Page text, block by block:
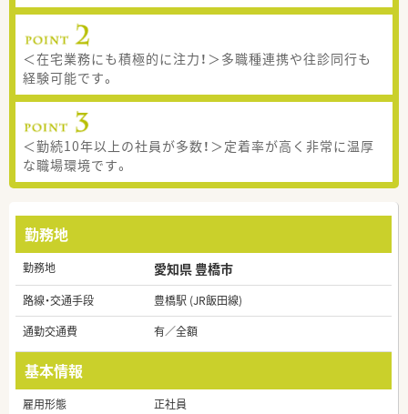
＜在宅業務にも積極的に注力！＞多職種連携や往診同行も
経験可能です。
＜勤続10年以上の社員が多数！＞定着率が高く非常に温厚
な職場環境です。
勤務地
勤務地 愛知県 豊橋市
路線・交通手段
豊橋駅 (JR飯田線)
通勤交通費
有／全額
基本情報
雇用形態
正社員